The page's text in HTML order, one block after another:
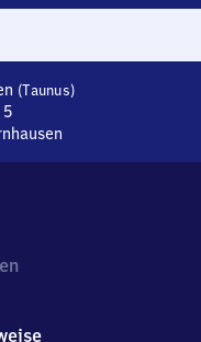
(Taunus)Niedernhausen